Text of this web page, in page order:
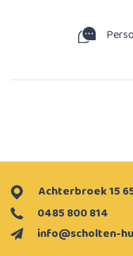
info@scholten-
0485 800 814
Achterbroek 15